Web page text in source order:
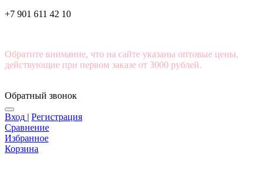
+7 901 611 42 10
Обратите внимание, что на сайте указаны оптовые цены,
действующие при первом заказе от 3000 рублей.
Обратный звонок
Вход | Регистрация
Сравнение
Избранное
Корзина